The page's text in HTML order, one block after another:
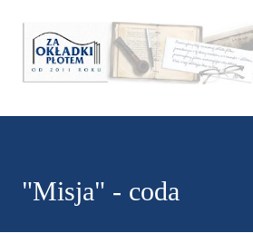
Przejdź do głównej
"Misja" - coda